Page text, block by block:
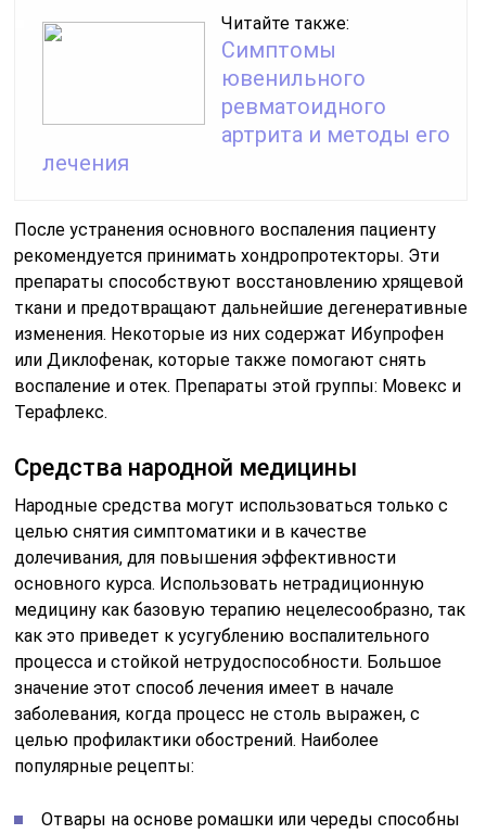
Читайте также:
Симптомы
ювенильного
ревматоидного
артрита и методы его
лечения
После устранения основного воспаления пациенту
рекомендуется принимать хондропротекторы. Эти
препараты способствуют восстановлению хрящевой
ткани и предотвращают дальнейшие дегенеративные
изменения. Некоторые из них содержат Ибупрофен
или Диклофенак, которые также помогают снять
воспаление и отек. Препараты этой группы: Мовекс и
Терафлекс.
Средства народной медицины
Народные средства могут использоваться только с
целью снятия симптоматики и в качестве
долечивания, для повышения эффективности
основного курса. Использовать нетрадиционную
медицину как базовую терапию нецелесообразно, так
как это приведет к усугублению воспалительного
процесса и стойкой нетрудоспособности. Большое
значение этот способ лечения имеет в начале
заболевания, когда процесс не столь выражен, с
целью профилактики обострений. Наиболее
популярные рецепты:
Отвары на основе ромашки или череды способны